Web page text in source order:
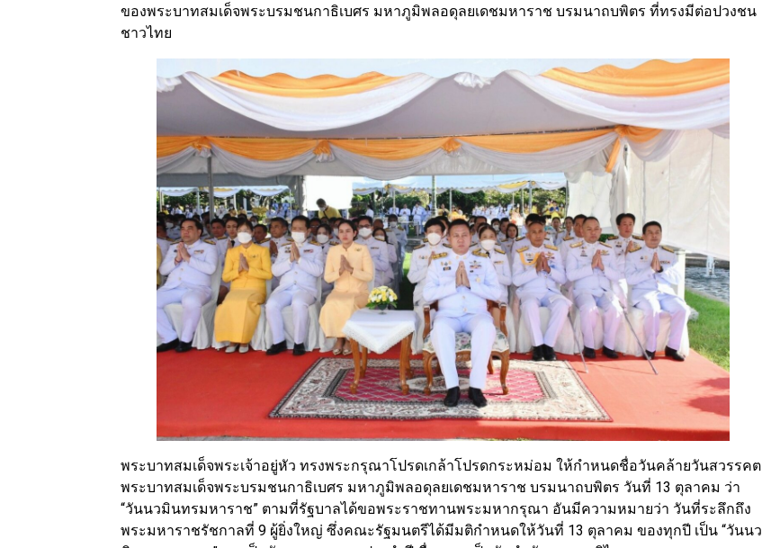
ของพระบาทสมเด็จพระบรมชนกาธิเบศร มหาภูมิพลอดุลยเดชมหาราช บรมนาถบพิตร ที่ทรงมีต่อปวงชน
ชาวไทย
พระบาทสมเด็จพระเจ้าอยู่หัว ทรงพระกรุณาโปรดเกล้าโปรดกระหม่อม ให้กำหนดชื่อวันคล้ายวันสวรรคต
พระบาทสมเด็จพระบรมชนกาธิเบศร มหาภูมิพลอดุลยเดชมหาราช บรมนาถบพิตร วันที่ 13 ตุลาคม ว่า
“วันนวมินทรมหาราช” ตามที่รัฐบาลได้ขอพระราชทานพระมหากรุณา อันมีความหมายว่า วันที่ระลึกถึง
พระมหาราชรัชกาลที่ 9 ผู้ยิ่งใหญ่ ซึ่งคณะรัฐมนตรีได้มีมติกำหนดให้วันที่ 13 ตุลาคม ของทุกปี เป็น “วันนว